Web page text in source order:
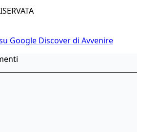
Google Discover di Avvenire